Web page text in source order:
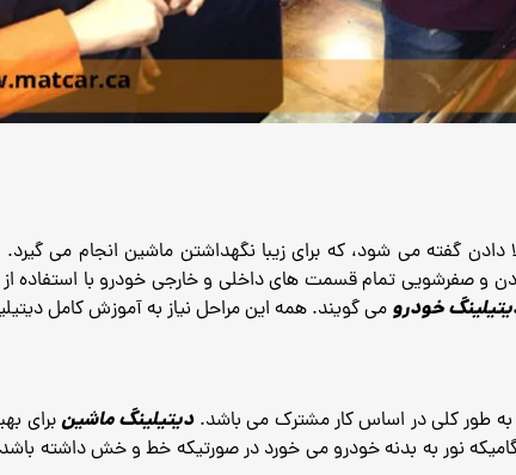
گفته می شود، که برای زیبا نگهداشتن ماشین انجام می گیرد.
و صفرشویی تمام قسمت های داخلی و خارجی خودرو با استفاده
خودرو می گویند. همه این مراحل نیاز به آموزش کامل
به طور کلی در اساس کار مشترک می باشد.دیتیلینگ ماشینبرای
نور به بدنه خودرو می خورد در صورتیکه خط و خش داشته